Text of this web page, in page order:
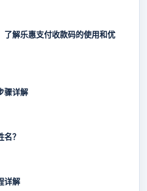
了解乐惠支付收款码的使用和优
骤详解
？
详解